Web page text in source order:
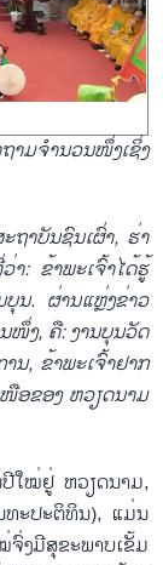
ຖາມຈຳນວນໜຶ່ງເຊິ່ງ
ຖາບັນຊົນເຜົ່າ, ຮ່າ
າ: ຂ້າພະເຈົ້າໄດ້ຮູ້
ນ. ຜ່ານແຫຼ່ງຂ່າວ
ໜຶ່ງ, ຄື: ງານບຸນວັດ
ນ, ຂ້າພະເຈົ້າຢາກ
ອຂອງ ຫວຽດນາມ
ໃໝ່ຢູ່ ຫວຽດນາມ,
ທະປະຕິທິນ), ແມ່ນ
ງມີສຸຂະພາບເຂັ້ມ